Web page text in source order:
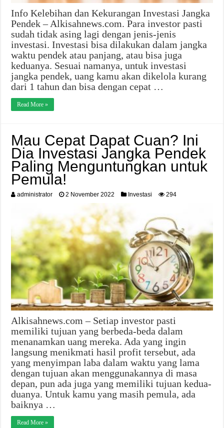
Info Kelebihan dan Kekurangan Investasi Jangka
Pendek – Alkisahnews.com. Para investor pasti
sudah tidak asing lagi dengan jenis-jenis
investasi. Investasi bisa dilakukan dalam jangka
waktu pendek atau panjang, atau bisa juga
keduanya. Sesuai namanya, untuk investasi
jangka pendek, uang kamu akan dikelola kurang
dari 1 tahun dan bisa dengan cepat …
Read More »
Mau Cepat Dapat Cuan? Ini
Dia Investasi Jangka Pendek
Paling Menguntungkan untuk
Pemula!
administrator 2 November 2022 Investasi 294
Alkisahnews.com – Setiap investor pasti
memiliki tujuan yang berbeda-beda dalam
menanamkan uang mereka. Ada yang ingin
langsung menikmati hasil profit tersebut, ada
yang menyimpan laba dalam waktu yang lama
dengan tujuan akan menggunakannya di masa
depan, pun ada juga yang memiliki tujuan kedua-
duanya. Untuk kamu yang masih pemula, ada
baiknya …
Read More »